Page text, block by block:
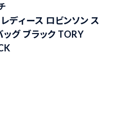
ディース ロビンソン ス
グ ブラック TORY